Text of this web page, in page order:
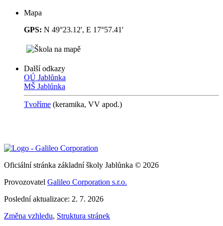
Mapa
GPS: N 49°23.12', E 17°57.41'
Další odkazy
OÚ Jablůnka
MŠ Jablůnka
Tvoříme (keramika, VV apod.)
Oficiální stránka základní školy Jablůnka © 2026
Provozovatel Galileo Corporation s.r.o.
Poslední aktualizace: 2. 7. 2026
Změna vzhledu, Struktura stránek